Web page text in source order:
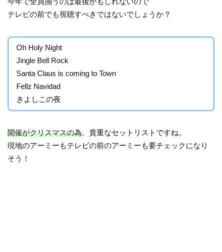
テレビの前でも視聴すべきではないでしょうか？
Oh Holy Night
Jingle Bell Rock
Santa Claus is coming to Town
Fellz Navidad
きよしこの夜
開催がクリスマスの為 、貴重なセットリストですね。
現地のアーミーもテレビの前のアーミーも要チェックになり
そう！